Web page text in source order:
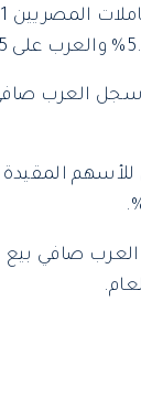
89.2 % من قيمة